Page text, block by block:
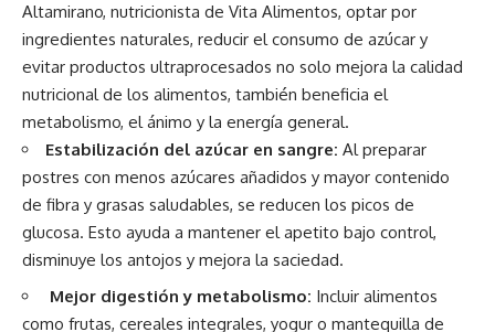
Altamirano, nutricionista de Vita Alimentos, optar por
ingredientes naturales, reducir el consumo de azúcar y
evitar productos ultraprocesados no solo mejora la calidad
nutricional de los alimentos, también beneficia el
metabolismo, el ánimo y la energía general.
Estabilización del azúcar en sangre: Al preparar
postres con menos azúcares añadidos y mayor contenido
de fibra y grasas saludables, se reducen los picos de
glucosa. Esto ayuda a mantener el apetito bajo control,
disminuye los antojos y mejora la saciedad.
Mejor digestión y metabolismo: Incluir alimentos
como frutas, cereales integrales, yogur o mantequilla de